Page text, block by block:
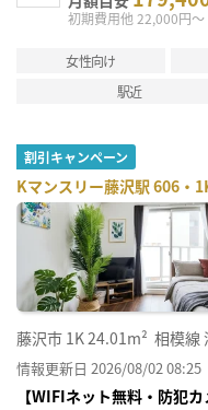
初期費用他 22,000円～
女性向け
駅近
割引キャンペーン
Kマンスリー藤沢駅 606・
藤沢市 1K24.01m² 相模線
情報更新日 2026/08/02 08:25
【WIFIネット無料・防犯